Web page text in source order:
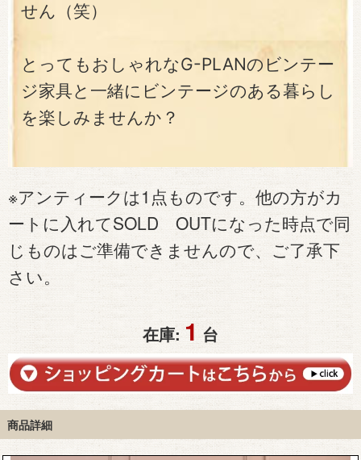
せん（笑）
とってもおしゃれなG-PLANのビンテー
ジ家具と一緒にビンテージのある暮らし
を楽しみませんか？
※アンティークは1点ものです。他の方がカ
ートに入れてSOLD OUTになった時点で同
じものはご準備できませんので、ご了承下
さい。
在庫: 1 台
商品詳細